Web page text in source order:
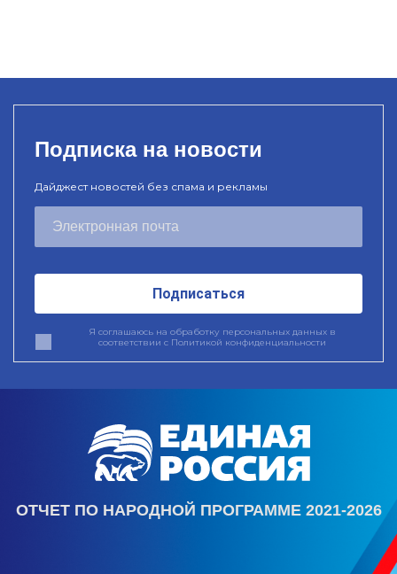
Подписка на новости
Дайджест новостей без спама и рекламы
Подписаться
Я соглашаюсь на обработку персональных данных в
соответствии с Политикой конфиденциальности
ОТЧЕТ ПО НАРОДНОЙ ПРОГРАММЕ 2021-2026